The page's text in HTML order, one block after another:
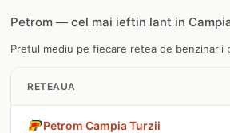
Petrom — cel mai ieftin lant in
Pretul mediu pe fiecare retea de benzinarii
RETEAUA
Petrom Campia Turzii